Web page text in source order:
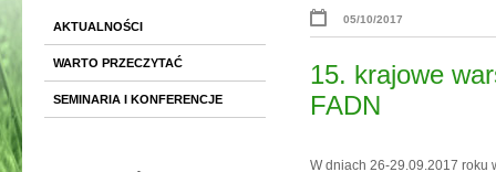
AKTUALNOŚCI
WARTO PRZECZYTAĆ
SEMINARIA I KONFERENCJE
05/10/2017
15. krajowe
FADN
W dniach 26-29.09.2017 roku